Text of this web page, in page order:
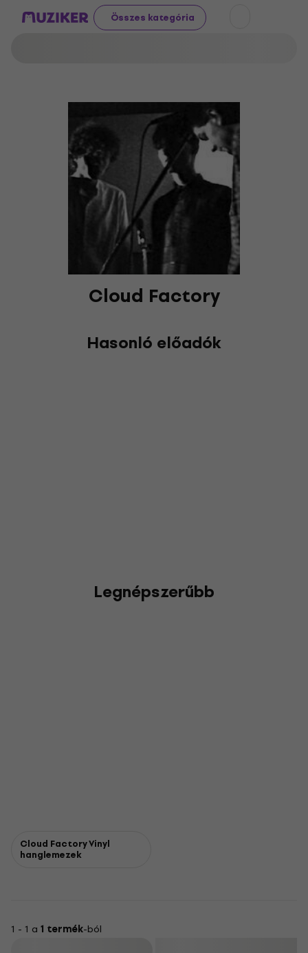
Összes kategória
Cloud Factory
Hasonló előadók
Legnépszerűbb
Cloud Factory Vinyl
hanglemezek
1 - 1 a 1 termék-ból